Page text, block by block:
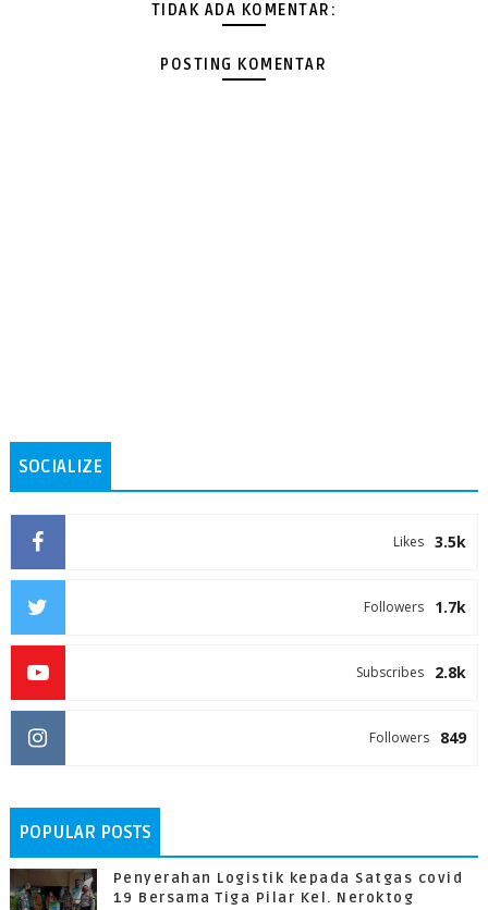
TIDAK ADA KOMENTAR:
POSTING KOMENTAR
SOCIALIZE
3.5k
Likes
1.7k
Followers
2.8k
Subscribes
849
Followers
POPULAR POSTS
Penyerahan Logistik kepada Satgas covid
19 Bersama Tiga Pilar Kel. Neroktog